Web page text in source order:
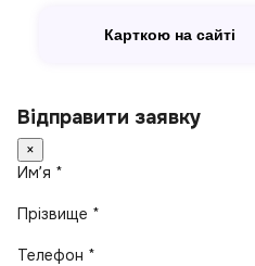
Карткою на сайті
Відправити заявку
×
Имʼя *
Прізвище *
Телефон *